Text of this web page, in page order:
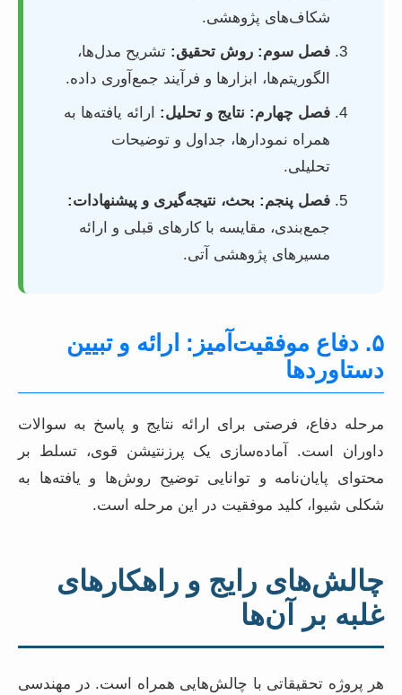
شکاف‌های پژوهشی.
فصل سوم: روش تحقیق: تشریح مدل‌ها،
الگوریتم‌ها، ابزارها و فرآیند جمع‌آوری داده.
فصل چهارم: نتایج و تحلیل: ارائه یافته‌ها به
همراه نمودارها، جداول و توضیحات
تحلیلی.
فصل پنجم: بحث، نتیجه‌گیری و پیشنهادات:
جمع‌بندی، مقایسه با کارهای قبلی و ارائه
مسیرهای پژوهشی آتی.
۵. دفاع موفقیت‌آمیز: ارائه و تبیین
دستاوردها
مرحله دفاع، فرصتی برای ارائه نتایج و پاسخ به سوالات
داوران است. آماده‌سازی یک پرزنتیشن قوی، تسلط بر
محتوای پایان‌نامه و توانایی توضیح روش‌ها و یافته‌ها به
شکلی شیوا، کلید موفقیت در این مرحله است.
چالش‌های رایج و راهکارهای
غلبه بر آن‌ها
هر پروژه تحقیقاتی با چالش‌هایی همراه است. در مهندسی